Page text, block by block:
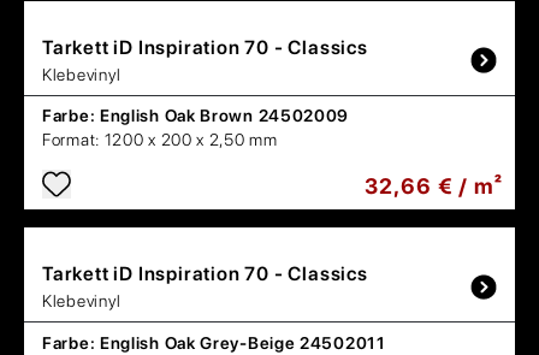
Tarkett iD Inspiration 70 - Classics
Klebevinyl
Farbe: English Oak Brown 24502009
Format: 1200 x 200 x 2,50 mm
32,66 € / m²
Tarkett iD Inspiration 70 - Classics
Klebevinyl
Farbe: English Oak Grey-Beige 24502011